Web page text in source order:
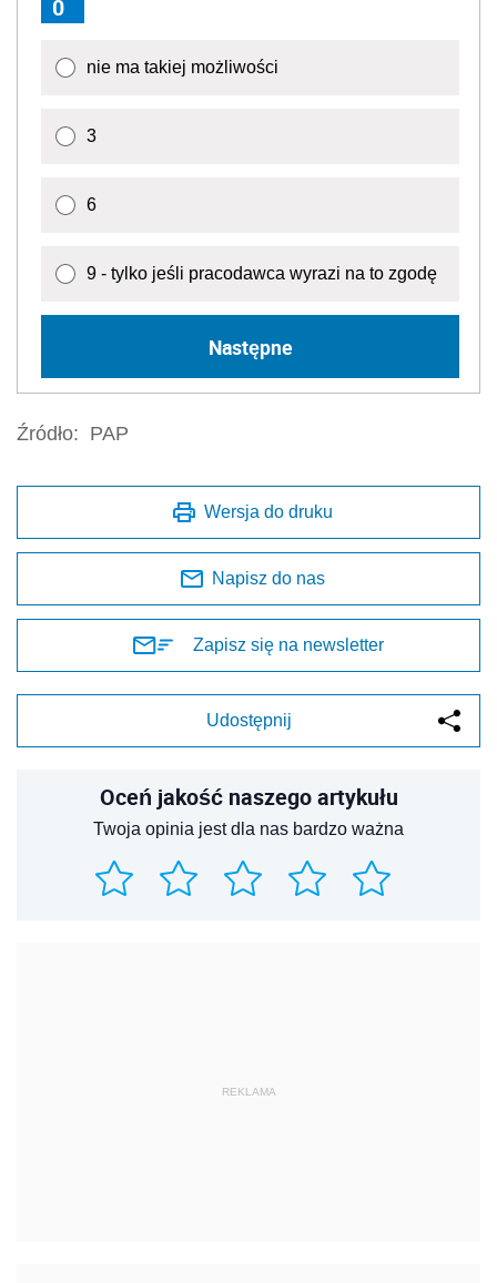
0
nie ma takiej możliwości
3
6
9 - tylko jeśli pracodawca wyrazi na to zgodę
Następne
Źródło: PAP
Wersja do druku
Napisz do nas
Zapisz się na newsletter
Udostępnij
Oceń jakość naszego artykułu
Twoja opinia jest dla nas bardzo ważna
REKLAMA